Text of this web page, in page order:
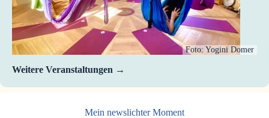
Foto: Yogini Domer
Weitere Veranstaltungen
Mein newslichter Moment